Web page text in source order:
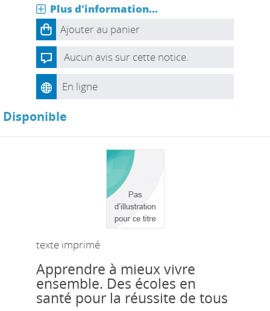
Plus d'information...
Ajouter au panier
Aucun avis sur cette notice.
En ligne
Disponible
texte imprimé
Apprendre à mieux vivre
ensemble. Des écoles en
santé pour la réussite de tous